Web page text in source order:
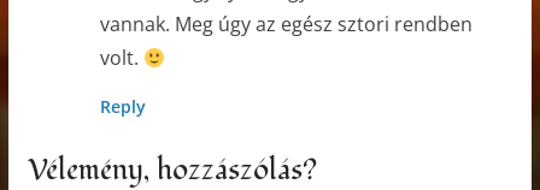
vannak. Meg úgy az egész sztori rendben
volt.
Reply
Vélemény, hozzászólás?